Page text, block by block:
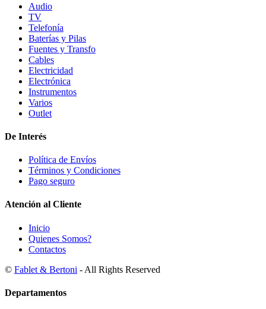
Audio
TV
Telefonía
Baterías y Pilas
Fuentes y Transfo
Cables
Electricidad
Electrónica
Instrumentos
Varios
Outlet
De Interés
Política de Envíos
Términos y Condiciones
Pago seguro
Atención al Cliente
Inicio
Quienes Somos?
Contactos
© Fablet & Bertoni - All Rights Reserved
Departamentos